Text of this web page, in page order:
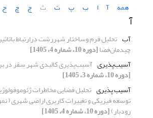
همه
آ ا ب پ ت ث ج چ ح
آ
آب تحلیل فرم وساختار شهررشت درارتباط
چیدمان‌فضا[دوره 10، شماره 4، 1405]
آسیب‌پذیری آسیب‌پذیری کالبدی شهر سقز در
[دوره 10، شماره 3، 1405]
آسیب پذیری تحلیل فضایی مخاطرات
توسعه فیزیکی و تغییرات کاربری اراضی شهری (
رودبار)[دوره 10، شماره 4، 1405]